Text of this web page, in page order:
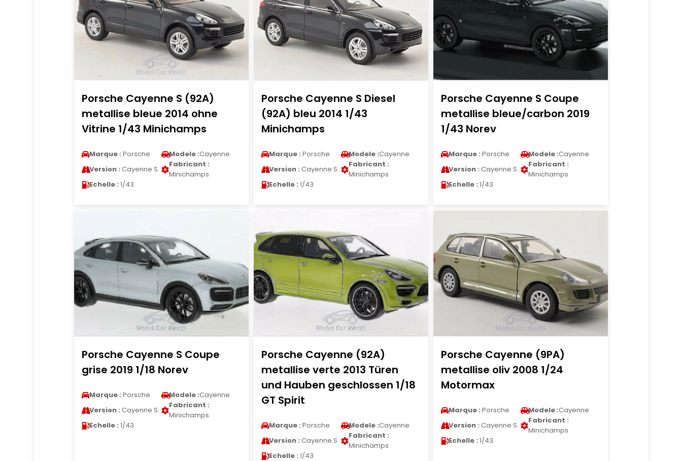
Porsche Cayenne S (92A)
metallise bleue 2014 ohne
Vitrine 1/43 Minichamps
Marque : Porsche Modele :Cayenne
Version : Cayenne S
Fabricant :
Minichamps
Echelle : 1/43
Porsche Cayenne S Diesel
(92A) bleu 2014 1/43
Minichamps
Marque : Porsche Modele :Cayenne
Version : Cayenne S
Fabricant :
Minichamps
Echelle : 1/43
Porsche Cayenne S Coupe
metallise bleue/carbon 2019
1/43 Norev
Marque : Porsche Modele :Cayenne
Version : Cayenne S
Fabricant :
Minichamps
Echelle : 1/43
Porsche Cayenne S Coupe
grise 2019 1/18 Norev
Marque : Porsche Modele :Cayenne
Version : Cayenne S
Fabricant :
Minichamps
Echelle : 1/43
Porsche Cayenne (92A)
metallise verte 2013 Türen
und Hauben geschlossen 1/18
GT Spirit
Marque : Porsche Modele :Cayenne
Version : Cayenne S
Fabricant :
Minichamps
Echelle : 1/43
Porsche Cayenne (9PA)
metallise oliv 2008 1/24
Motormax
Marque : Porsche Modele :Cayenne
Version : Cayenne S
Fabricant :
Minichamps
Echelle : 1/43